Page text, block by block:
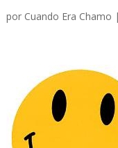
por Cuando Era Chamo |